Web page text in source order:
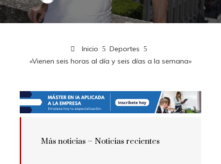
Inicio
Deportes
«Vienen seis horas al día y seis días a la semana»
Más noticias – Noticias recientes